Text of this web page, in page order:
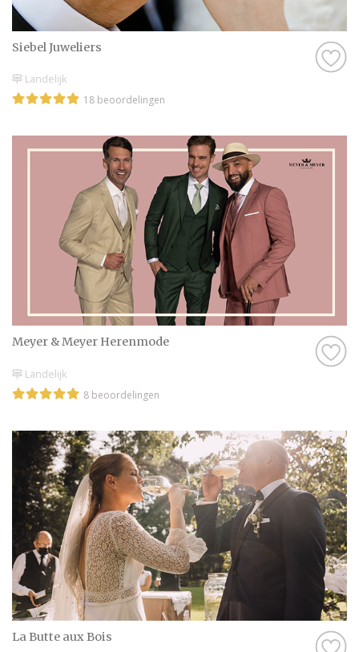
Siebel Juweliers
Landelijk
18 beoordelingen
Meyer & Meyer Herenmode
Landelijk
8 beoordelingen
La Butte aux Bois